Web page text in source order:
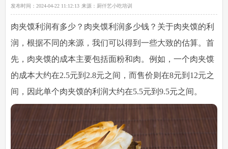
发布时间： 2024-04-22 11:12:13 来源： 厨仟艺小吃培训
肉夹馍利润有多少 ？肉夹馍利润多少钱？关于肉夹馍的利
润，根据不同的来源，我们可以得到一些大致的估算。首
先，肉夹馍的成本主要包括面粉和肉。例如，一个肉夹馍
的成本大约在2.5元到2.8元之间，而售价则在8元到12元之
间，因此单个肉夹馍的利润大约在5.5元到9.5元之间。